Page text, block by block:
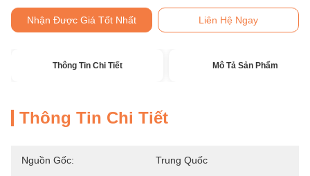
Nhận Được Giá Tốt Nhất Liên Hệ Ngay
Thông Tin Chi Tiết Mô Tả Sản Phẩm
Thông Tin Chi Tiết
Nguồn Gốc: Trung Quốc